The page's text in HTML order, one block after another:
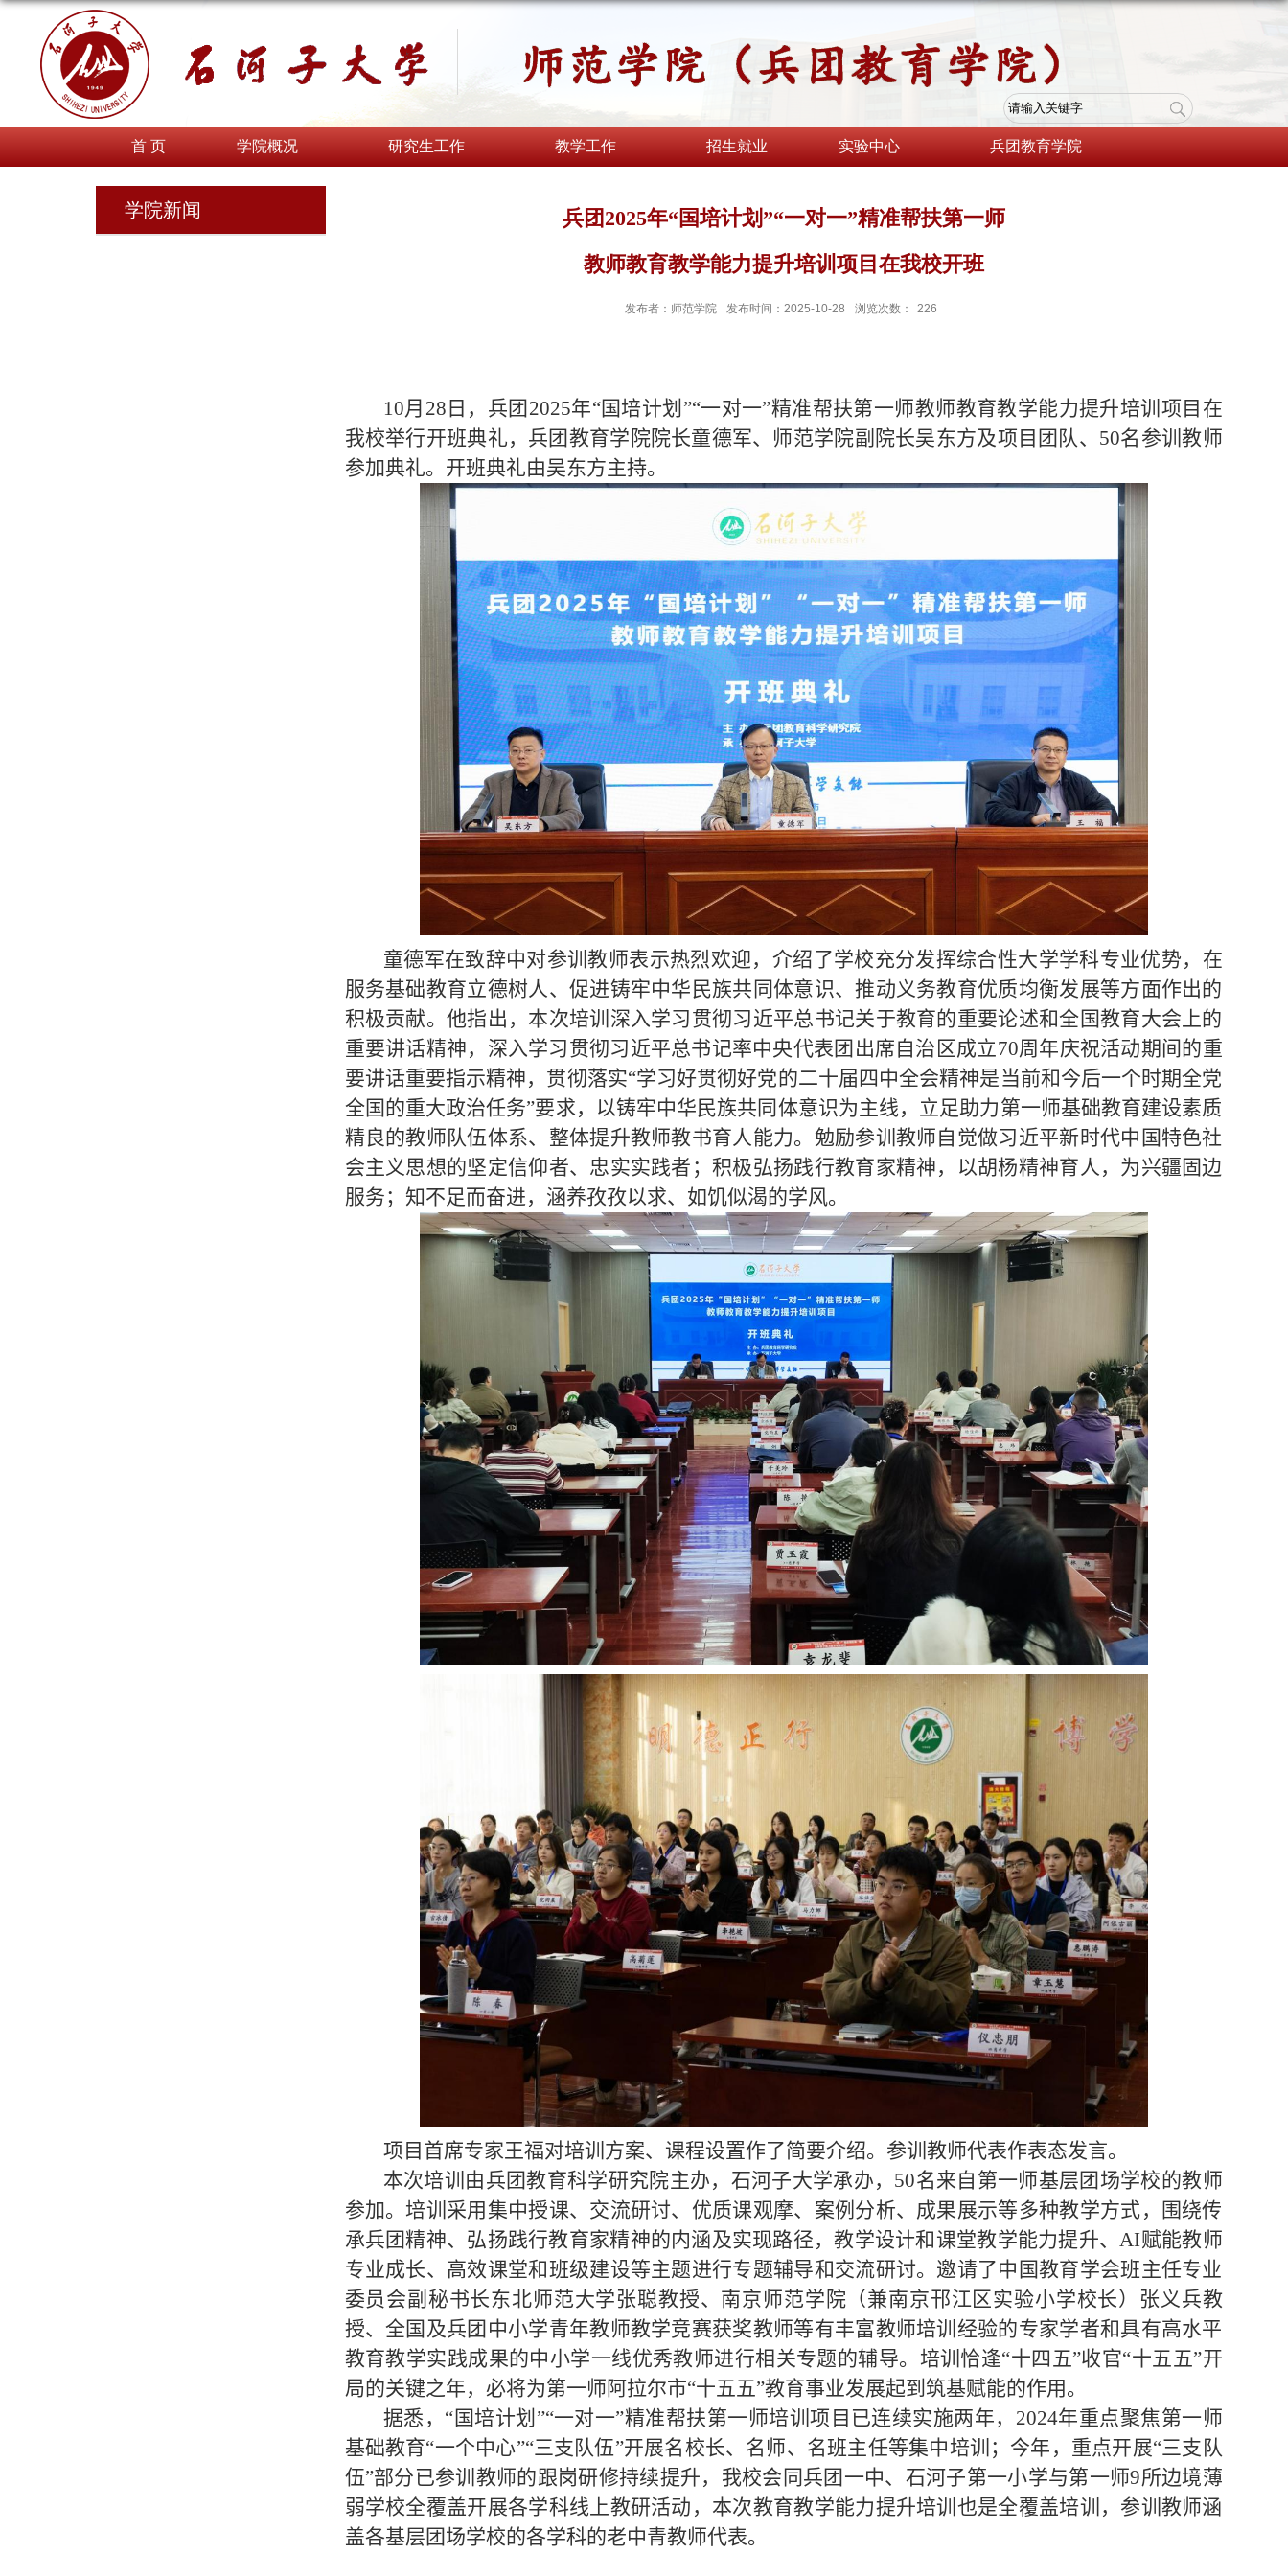
首 页 学院概况 研究生工作 教学工作 招生就业 实验中心 兵团教育学院
学院新闻
兵团2025年“国培计划”“一对一”精准帮扶第一师
教师教育教学能力提升培训项目在我校开班
发布者：师范学院 发布时间：2025-10-28 浏览次数： 226
10月 28 日，兵团 2025年“国培计划”“一对一”精准帮扶第一师教师教育教学能力提升培训项目在
我校举行开班典礼，兵团教育学院院长童德军、师范学院副院长吴东方及项目团队、 50名参训教师
参加典礼。开班典礼由吴东方主持。
童德军在致辞中对参训教师表示热烈欢迎， 介绍了学校充分发挥综合性大学学科专业优势，在
服务基础教育立德树人、促进铸牢中华民族共同体意识、推动义务教育优质均衡发展等方面作出的
积极贡献。他指出，本次培训深入学习贯彻习近平总书记关于教育的重要论述和全国教育大会上的
重要讲话精神，深入学习贯彻习近平总书记率中央代表团出席自治区成立70周年庆祝活动期间的重
要讲话重要指示精神，贯彻落实“学习好贯彻好党的二十届四中全会精神是当前和今后一个时期全党
全国的重大政治任务”要求，以铸牢中华民族共同体意识为主线，立足助力第一师基础教育建设素质
精良的教师队伍体系、整体提升教师教书育人能力。勉励参训教师自觉做习近平新时代中国特色社
会主义思想的坚定信仰者、忠实实践者；积极弘扬践行教育家精神，以胡杨精神育人，为兴疆固边
服务；知不足而奋进，涵养孜孜以求、如饥似渴的学风。
项目首席专家王福对培训方案、课程设置作了简要介绍。参训教师代表作表态发言。
本次培训由兵团教育科学研究院主办，石河子大学承办， 50名来自第一师基层团场学校的教师
参加。培训采用集中授课、交流研讨、优质课观摩、案例分析、成果展示等多种教学方式，围绕传
承兵团精神、弘扬践行教育家精神的内涵及实现路径，教学设计和课堂教学能力提升、AI赋能教师
专业成长、高效课堂和班级建设等主题进行专题辅导和交流研讨。邀请了中国教育学会班主任专业
委员会副秘书长东北师范大学张聪教授、南京师范学院（兼南京邗江区实验小学校长）张义兵教
授、全国及兵团中小学青年教师教学竞赛获奖教师等有丰富教师培训经验的专家学者和具有高水平
教育教学实践成果的中小学一线优秀教师进行相关专题的辅导。培训恰逢“十四五”收官“十五五”开
局的关键之年，必将为第一师阿拉尔市“十五五”教育事业发展起到筑基赋能的作用。
据悉，“国培计划”“一对一”精准帮扶第一师培训项目已连续实施两年， 2024年重点聚焦第一师
基础教育“一个中心”“三支队伍”开展名校长、名师、名班主任等集中培训；今年，重点开展“三支队
伍”部分已参训教师的跟岗研修持续提升，我校会同兵团一中、石河子第一小学与第一师9所边境薄
弱学校全覆盖开展各学科线上教研活动，本次教育教学能力提升培训也是全覆盖培训，参训教师涵
盖各基层团场学校的各学科的老中青教师代表。